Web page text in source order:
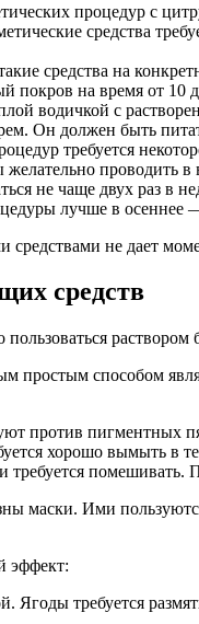
процедур с
средства
средства на
покров на время от 10
водичкой с
Он должен быть
требуется
проводить в
не чаще двух раз в
лучше в осеннее
не дает
средств
способом
против пигментных
хорошо вымыть в
требуется
маски. Ими
эффект:
Ягоды требуется